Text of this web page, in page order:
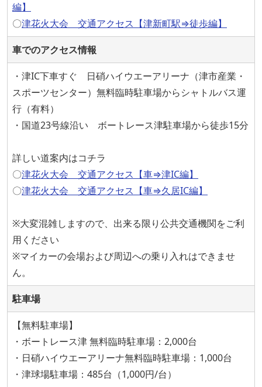
編】
〇津花火大会 交通アクセス【津新町駅⇒徒歩編】
車でのアクセス情報
・津IC下車すぐ 日硝ハイウエーアリーナ（津市産業・
スポーツセンター）無料臨時駐車場からシャトルバス運
行（有料）
・国道23号線沿い ボートレース津駐車場から徒歩15分
詳しい道案内はコチラ
〇津花火大会 交通アクセス【車⇒津IC編】
〇津花火大会 交通アクセス【車⇒久居IC編】
※大変混雑しますので、出来る限り公共交通機関をご利
用ください
※マイカーの会場および周辺への乗り入れはできませ
ん。
駐車場
【無料駐車場】
・ボートレース津 無料臨時駐車場：2,000台
・日硝ハイウエーアリーナ無料臨時駐車場：1,000台
・津球場駐車場：485台（1,000円/台）